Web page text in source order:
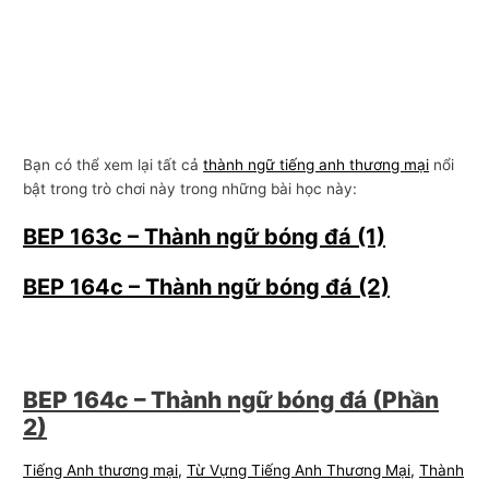
Bạn có thể xem lại tất cảthành ngữ tiếng anh thương mại nổi
bật trong trò chơi này trong những bài học này:
BEP 163c – Thành ngữ bóng đá (1)
BEP 164c – Thành ngữ bóng đá (2)
BEP 164c – Thành ngữ bóng đá (Phần
2)
Tiếng Anh thương mại,Từ Vựng Tiếng Anh Thương Mại,Thành